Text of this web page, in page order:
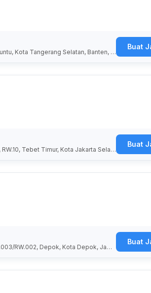
Kota Tangerang Selatan, Banten, In
Buat
Tebet Timur, Kota Jakarta Selata
Buat
RW.002, Depok, Kota Depok, Jawa
Buat